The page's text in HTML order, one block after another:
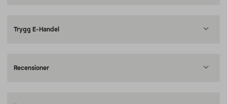
Trygg E-Handel
Recensioner